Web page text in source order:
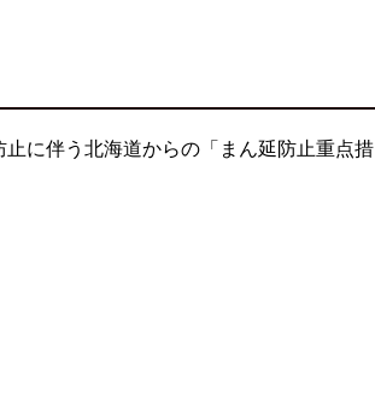
に伴う北海道からの「まん延防止重点措